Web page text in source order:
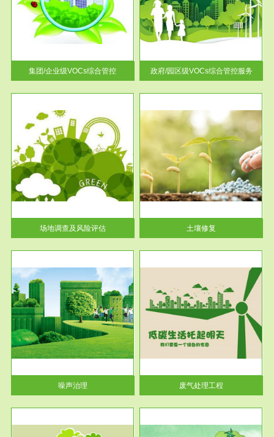
集团/企业级VOCs综合管控
政府/园区级VOCs综合管控服务
根据《石化行业挥发性有机物综
合整治方案》文件要求，到2017
年，全...
政府/园区级VOCs综合管控服务
场地调查及风险评估
服务范围
土壤修复
土壤修复
噪声治理
服务范围
废气处理工程
废气处理工程